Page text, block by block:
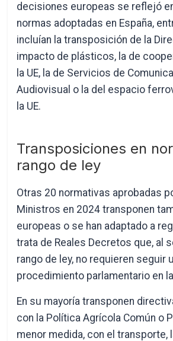
decisiones europeas se reflejó
normas adoptadas en España,
incluían la transposición de la
impacto de plásticos, la de
la UE, la de Servicios de
Audiovisual o la del espacio
la UE.
Transposiciones en
rango de ley
Otras 20 normativas aprobadas
Ministros en 2024 transponen
europeas o se han adaptado a
trata de Reales Decretos que, al
rango de ley, no requieren seguir
procedimiento parlamentario en
En su mayoría transponen
con la Política Agrícola Común o
menor medida, con el transporte,